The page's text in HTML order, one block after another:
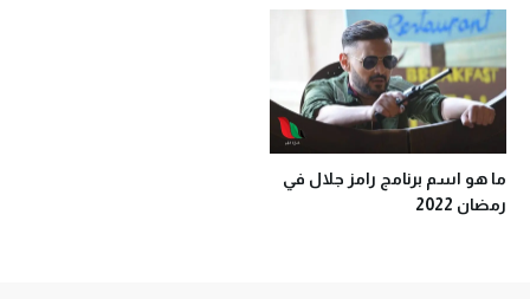
ما هو اسم برنامج رامز جلال في
رمضان 2022